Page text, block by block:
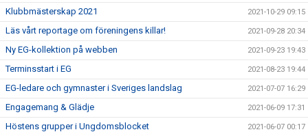
Klubbmästerskap 2021 2021-10-29 09:15
Läs vårt reportage om föreningens killar! 2021-09-28 20:34
Ny EG-kollektion på webben 2021-09-23 19:43
Terminsstart i EG 2021-08-23 19:44
EG-ledare och gymnaster i Sveriges landslag 2021-07-07 16:29
Engagemang & Glädje 2021-06-09 17:31
Höstens grupper i Ungdomsblocket 2021-06-07 00:17